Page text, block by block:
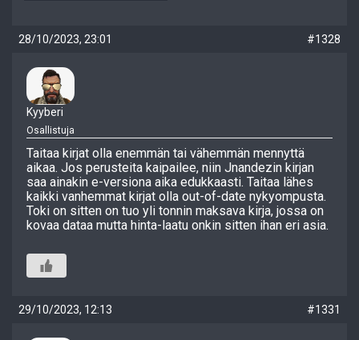
28/10/2023, 23:01 #1328
Kyyberi
Osallistuja
Taitaa kirjat olla enemmän tai vähemmän mennyttä
aikaa. Jos perusteita kaipailee, niin Jnandezin kirjan
saa ainakin e-versiona aika edukkaasti. Taitaa lähes
kaikki vanhemmat kirjat olla out-of-date nykyompusta.
Toki on sitten on tuo yli tonnin maksava kirja, jossa on
kovaa dataa mutta hinta-laatu onkin sitten ihan eri asia.
29/10/2023, 12:13 #1331